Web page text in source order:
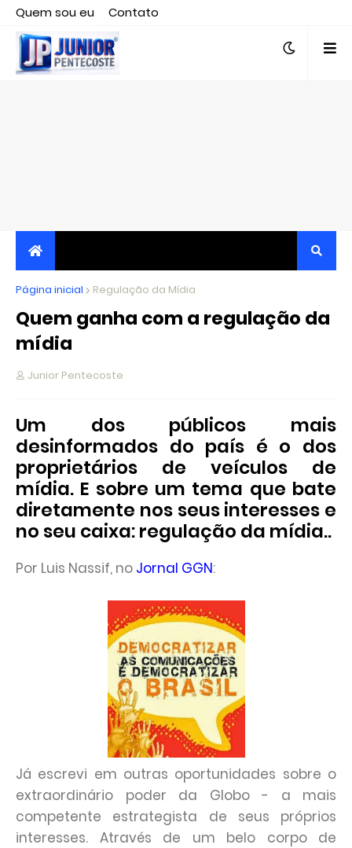
Quem sou eu
Contato
Editor responsável, jornalista Clovis Almeida.
JORNALISMO INDEPENDENTE, TRANSPARENTE E
CRÍTICO
Página inicial Regulação da Mídia
Quem ganha com a regulação da
mídia
Junior Pentecoste
Um dos públicos mais
desinformados do país é o dos
proprietários de veículos de
mídia. E sobre um tema que bate
diretamente nos seus interesses e
no seu caixa: regulação da mídia..
Por Luis Nassif, no Jornal GGN:
Já escrevi em outras oportunidades sobre o
extraordinário poder da Globo - a mais
competente estrategista de seus próprios
interesses. Através de um belo corpo de